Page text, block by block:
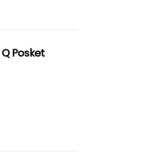
Q Posket